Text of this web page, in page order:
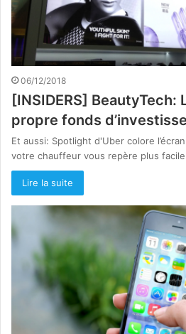
06/12/2018
[INSIDERS] BeautyTech:
propre fonds
Et aussi: Spotlight d'Uber colore
votre chauffeur vous repère plus
Lire la suite